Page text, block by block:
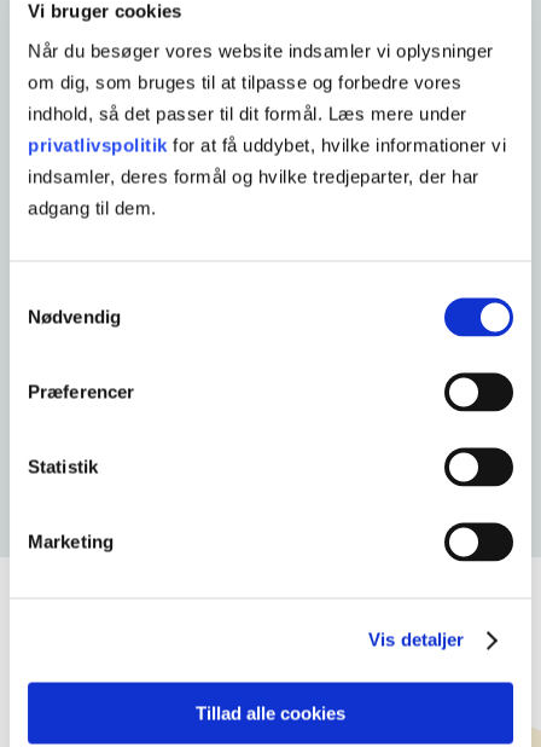
Vi bruger cookies
Når du besøger vores website indsamler vi oplysninger
om dig, som bruges til at tilpasse og forbedre vores
indhold, så det passer til dit formål. Læs mere under
privatlivspolitik for at få uddybet, hvilke informationer vi
indsamler, deres formål og hvilke tredjeparter, der har
adgang til dem.
Nødvendig
Præferencer
Statistik
Marketing
Vis detaljer
Tillad alle cookies
ledere og virksomhedsejere, og giver et overblik over
kurser og kompetenceudvikling på tværs af forskellige
fagområder.
Du finder kurser indenfor:
Bæredygtighed
Ledelse
Regnskab
AI